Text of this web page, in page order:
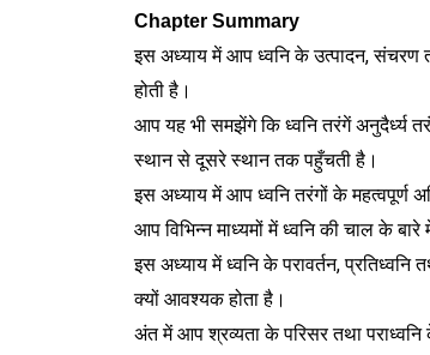
Chapter Summary
इस अध्याय में आप ध्वनि के उत्पादन, संचरण
होती है।
आप यह भी समझेंगे कि ध्वनि तरंगें अनुदैर्ध्य
स्थान से दूसरे स्थान तक पहुँचती है।
इस अध्याय में आप ध्वनि तरंगों के महत्वपूर्ण
आप विभिन्न माध्यमों में ध्वनि की चाल के
इस अध्याय में ध्वनि के परावर्तन,
क्यों आवश्यक होता है।
अंत में आप श्रव्यता के परिसर तथा